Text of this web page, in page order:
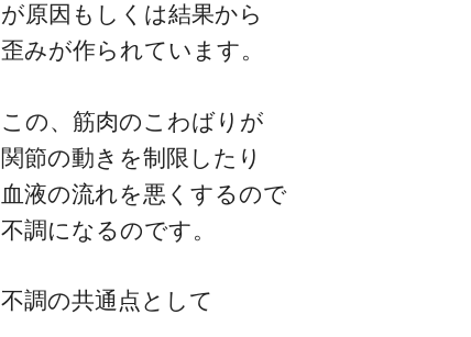
が原因もしくは結果から
歪みが作られています。
この、筋肉のこわばりが
関節の動きを制限したり
血液の流れを悪くするので
不調になるのです。
不調の共通点として